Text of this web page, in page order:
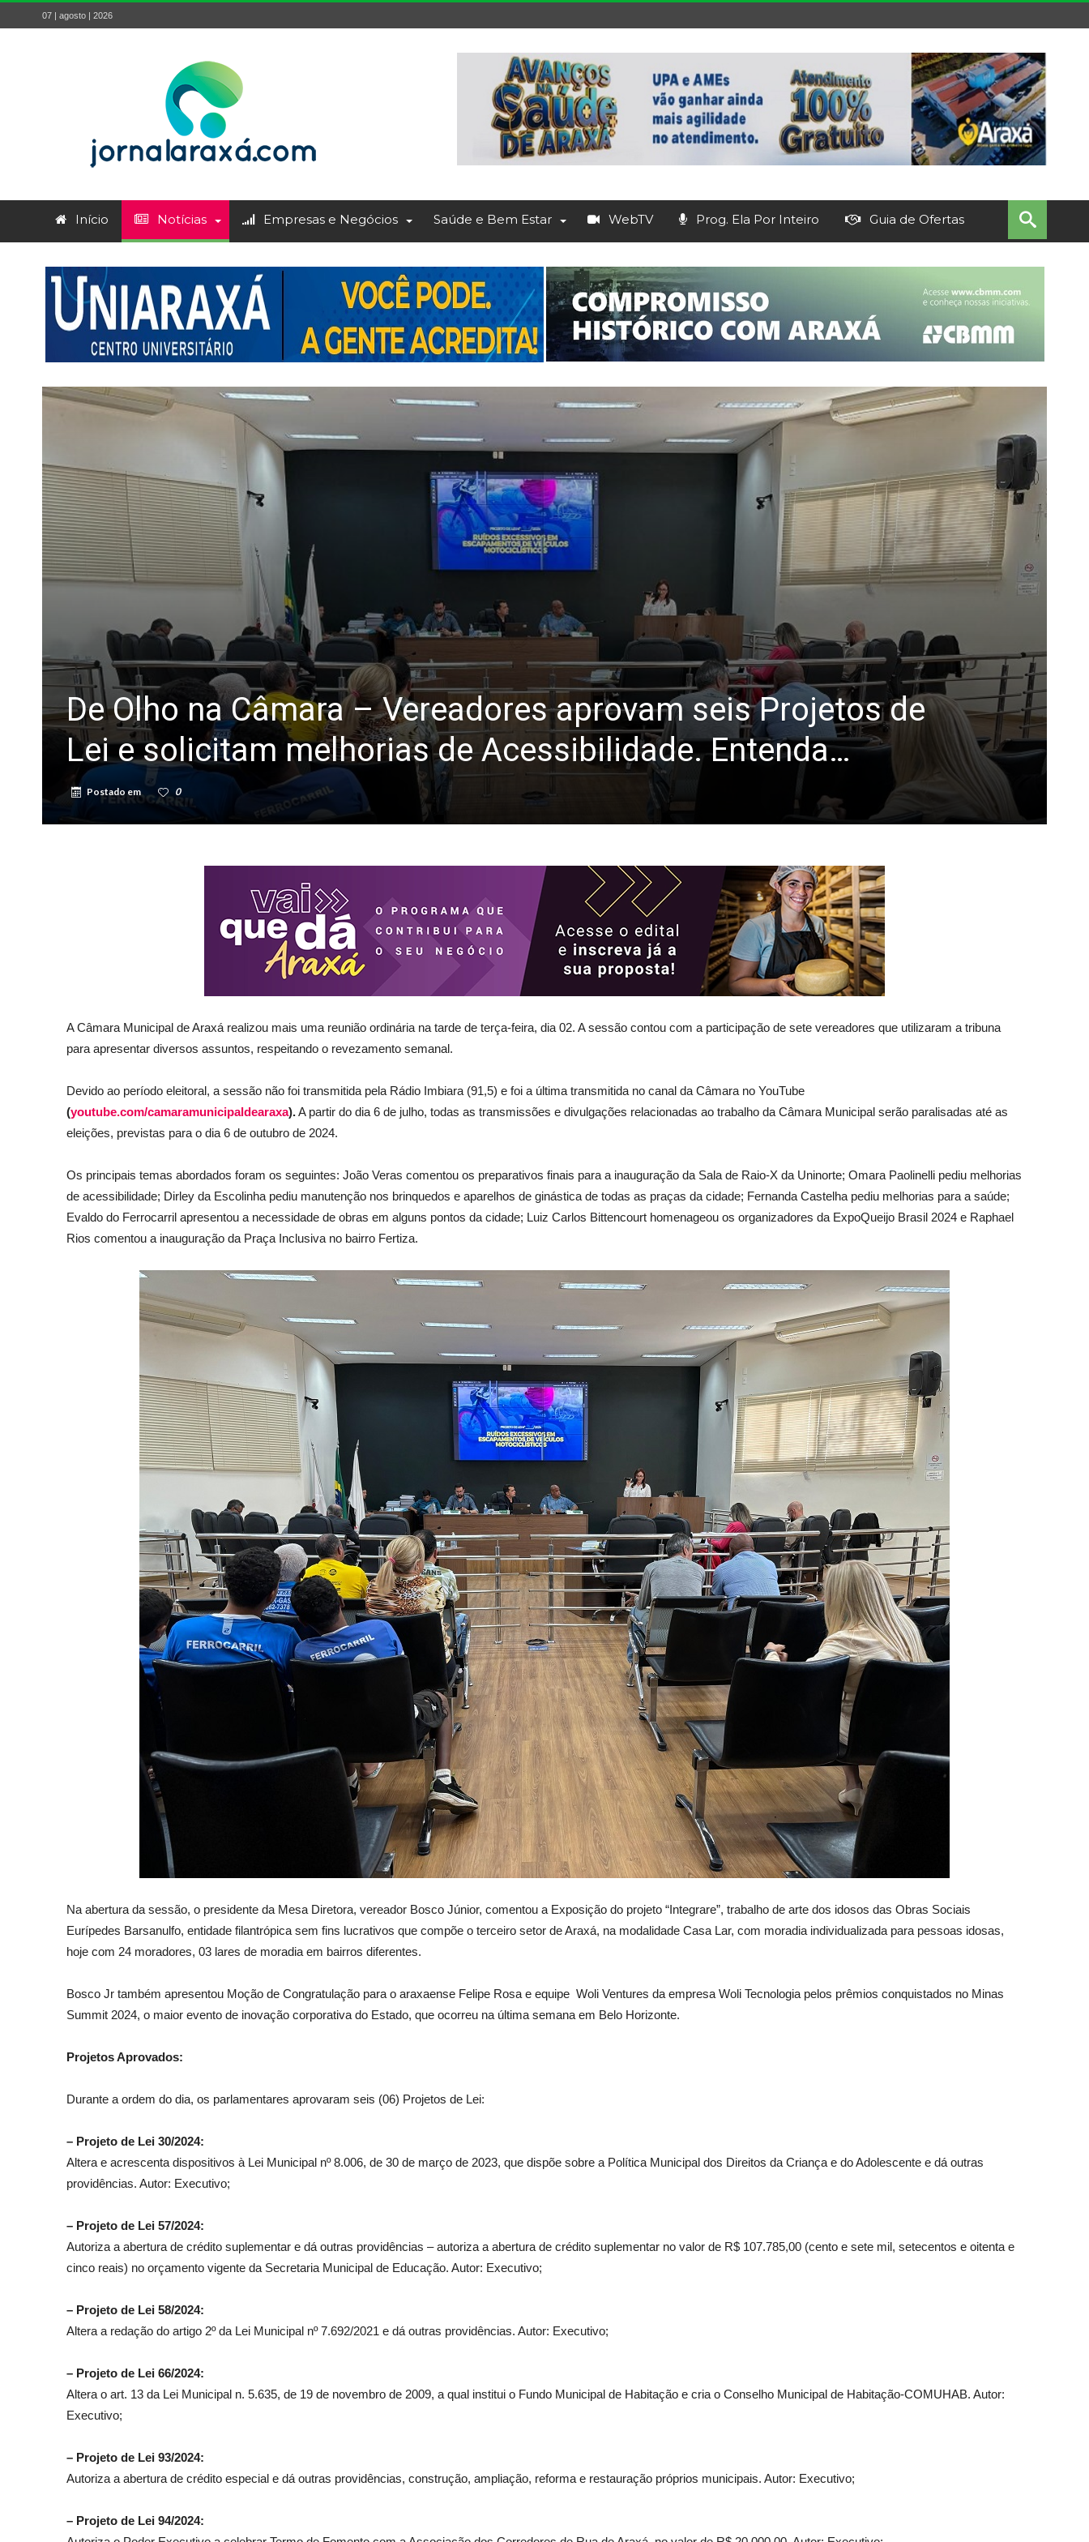
07 | agosto | 2026
Início Notícias Empresas e Negócios Saúde e Bem Estar WebTV Prog. Ela Por Inteiro Guia de Ofertas
De Olho na Câmara – Vereadores aprovam seis Projetos de
Lei e solicitam melhorias de Acessibilidade. Entenda…
Postado em 0
A Câmara Municipal de Araxá realizou mais uma reunião ordinária na tarde de terça-feira, dia 02. A sessão contou com a participação de sete vereadores que utilizaram a tribuna
para apresentar diversos assuntos, respeitando o revezamento semanal.
Devido ao período eleitoral, a sessão não foi transmitida pela Rádio Imbiara (91,5) e foi a última transmitida no canal da Câmara no YouTube
(youtube.com/camaramunicipaldearaxa).A partir do dia 6 de julho, todas as transmissões e divulgações relacionadas ao trabalho da Câmara Municipal serão paralisadas até as
eleições, previstas para o dia 6 de outubro de 2024.
Os principais temas abordados foram os seguintes: João Veras comentou os preparativos finais para a inauguração da Sala de Raio-X da Uninorte; Omara Paolinelli pediu melhorias
de acessibilidade; Dirley da Escolinha pediu manutenção nos brinquedos e aparelhos de ginástica de todas as praças da cidade; Fernanda Castelha pediu melhorias para a saúde;
Evaldo do Ferrocarril apresentou a necessidade de obras em alguns pontos da cidade; Luiz Carlos Bittencourt homenageou os organizadores da ExpoQueijo Brasil 2024 e Raphael
Rios comentou a inauguração da Praça Inclusiva no bairro Fertiza.
Na abertura da sessão, o presidente da Mesa Diretora, vereador Bosco Júnior, comentou a Exposição do projeto “Integrare”, trabalho de arte dos idosos das Obras Sociais
Eurípedes Barsanulfo, entidade filantrópica sem fins lucrativos que compõe o terceiro setor de Araxá, na modalidade Casa Lar, com moradia individualizada para pessoas idosas,
hoje com 24 moradores, 03 lares de moradia em bairros diferentes.
Bosco Jr também apresentou Moção de Congratulação para o araxaense Felipe Rosa e equipe Woli Ventures da empresa Woli Tecnologia pelos prêmios conquistados no Minas
Summit 2024, o maior evento de inovação corporativa do Estado, que ocorreu na última semana em Belo Horizonte.
Projetos Aprovados:
Durante a ordem do dia, os parlamentares aprovaram seis (06) Projetos de Lei:
– Projeto de Lei 30/2024:
Altera e acrescenta dispositivos à Lei Municipal nº 8.006, de 30 de março de 2023, que dispõe sobre a Política Municipal dos Direitos da Criança e do Adolescente e dá outras
providências. Autor: Executivo;
– Projeto de Lei 57/2024:
Autoriza a abertura de crédito suplementar e dá outras providências – autoriza a abertura de crédito suplementar no valor de R$ 107.785,00 (cento e sete mil, setecentos e oitenta e
cinco reais) no orçamento vigente da Secretaria Municipal de Educação. Autor: Executivo;
– Projeto de Lei 58/2024:
Altera a redação do artigo 2º da Lei Municipal nº 7.692/2021 e dá outras providências. Autor: Executivo;
– Projeto de Lei 66/2024:
Altera o art. 13 da Lei Municipal n. 5.635, de 19 de novembro de 2009, a qual institui o Fundo Municipal de Habitação e cria o Conselho Municipal de Habitação-COMUHAB. Autor:
Executivo;
– Projeto de Lei 93/2024:
Autoriza a abertura de crédito especial e dá outras providências, construção, ampliação, reforma e restauração próprios municipais. Autor: Executivo;
– Projeto de Lei 94/2024: